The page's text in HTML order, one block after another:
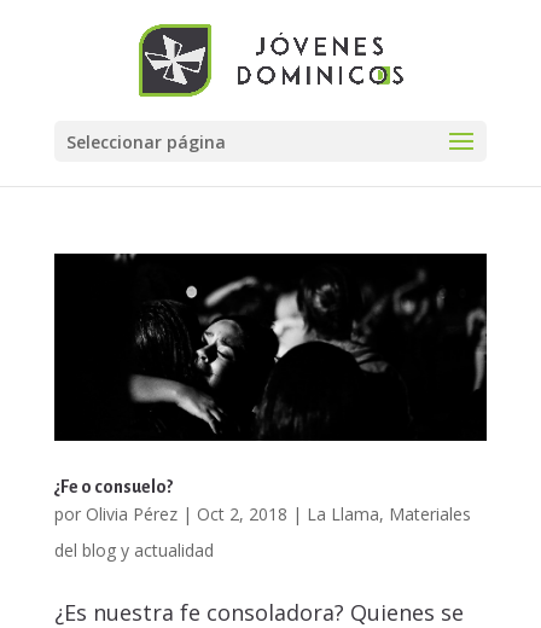
Seleccionar página
¿Fe o consuelo?
por Olivia Pérez| Oct 2, 2018 | La Llama, Materiales
del blog y actualidad
¿Es nuestra fe consoladora? Quienes se